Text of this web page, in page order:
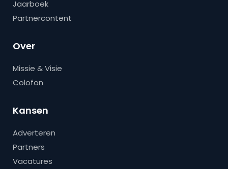
Jaarboek
Partnercontent
Over
Missie & Visie
Colofon
Kansen
Adverteren
Partners
Vacatures